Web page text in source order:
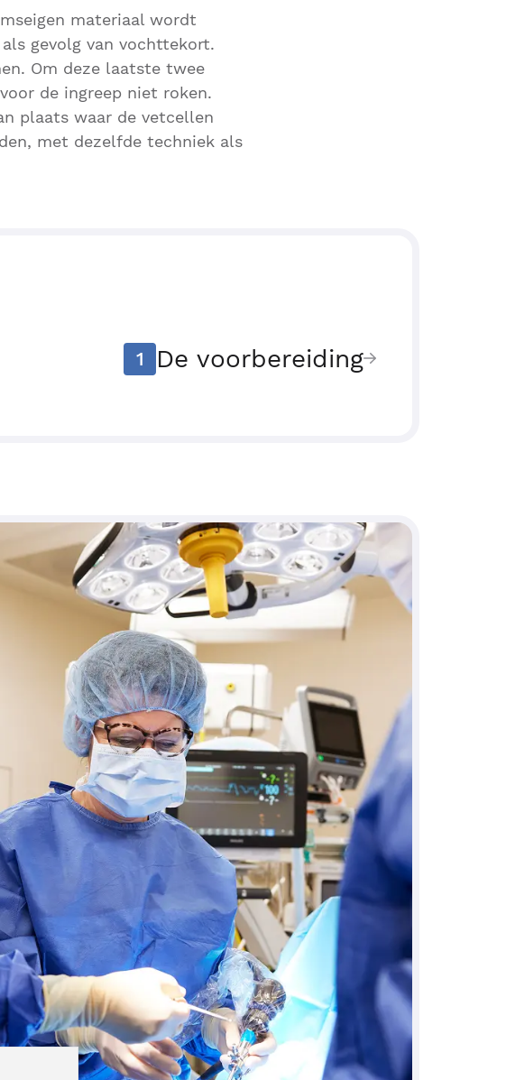
materiaal wordt
gevolg van vochttekort.
Om deze laatste twee
de ingreep niet roken.
plaats waar de vetcellen
met dezelfde techniek als
1 De voorbereiding